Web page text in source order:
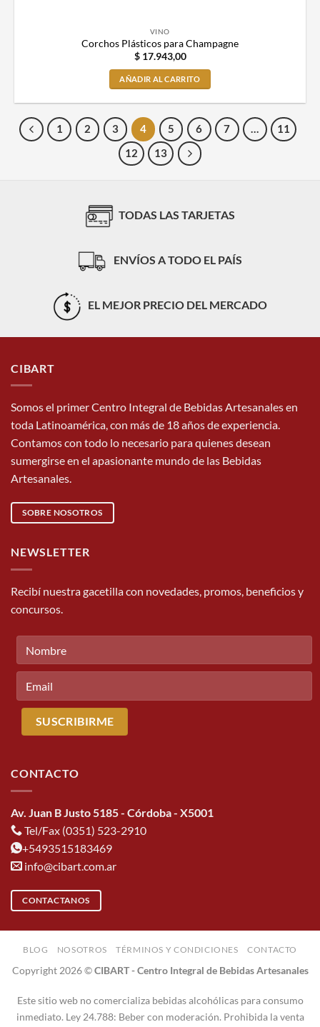
VINO
Corchos Plásticos para Champagne
$17.943,00
AÑADIR AL CARRITO
1 2 3 4 5 6 7 …
11
12
13
TODAS LAS TARJETAS
ENVÍOS A TODO EL PAÍS
EL MEJOR PRECIO DEL MERCADO
CIBART
Somos el primer Centro Integral de Bebidas Artesanales en
toda Latinoamérica, con más de 18 años de experiencia.
Contamos con todo lo necesario para quienes desean
sumergirse en el apasionante mundo de las Bebidas
Artesanales.
SOBRE NOSOTROS
NEWSLETTER
Recibí nuestra gacetilla con novedades, promos, beneficios y
concursos.
CONTACTO
Av. Juan B Justo 5185 - Córdoba - X5001
Tel/Fax (0351) 523-2910
+5493515183469
info@cibart.com.ar
CONTACTANOS
BLOG NOSOTROS TÉRMINOS Y CONDICIONES CONTACTO
Copyright 2026 ©CIBART - Centro Integral de Bebidas Artesanales
Este sitio web no comercializa bebidas alcohólicas para consumo
inmediato. Ley 24.788: Beber con moderación. Prohibida la venta